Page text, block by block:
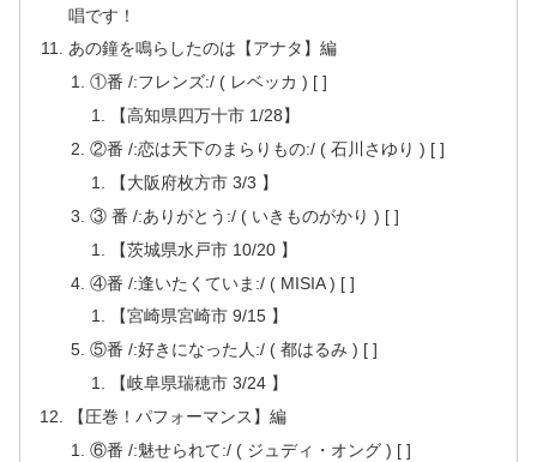
唱です！
あの鐘を鳴らしたのは【アナタ】編
①番 /:フレンズ:/ ( レベッカ ) [ ]
【高知県四万十市 1/28】
②番 /:恋は天下のまらりもの:/ ( 石川さゆり ) [ ]
【大阪府枚方市 3/3 】
③ 番 /:ありがとう:/ ( いきものがかり ) [ ]
【茨城県水戸市 10/20 】
④番 /:逢いたくていま:/ ( MISIA ) [ ]
【宮崎県宮崎市 9/15 】
⑤番 /:好きになった人:/ ( 都はるみ ) [ ]
【岐阜県瑞穂市 3/24 】
【圧巻！パフォーマンス】編
⑥番 /:魅せられて:/ ( ジュディ・オング ) [ ]